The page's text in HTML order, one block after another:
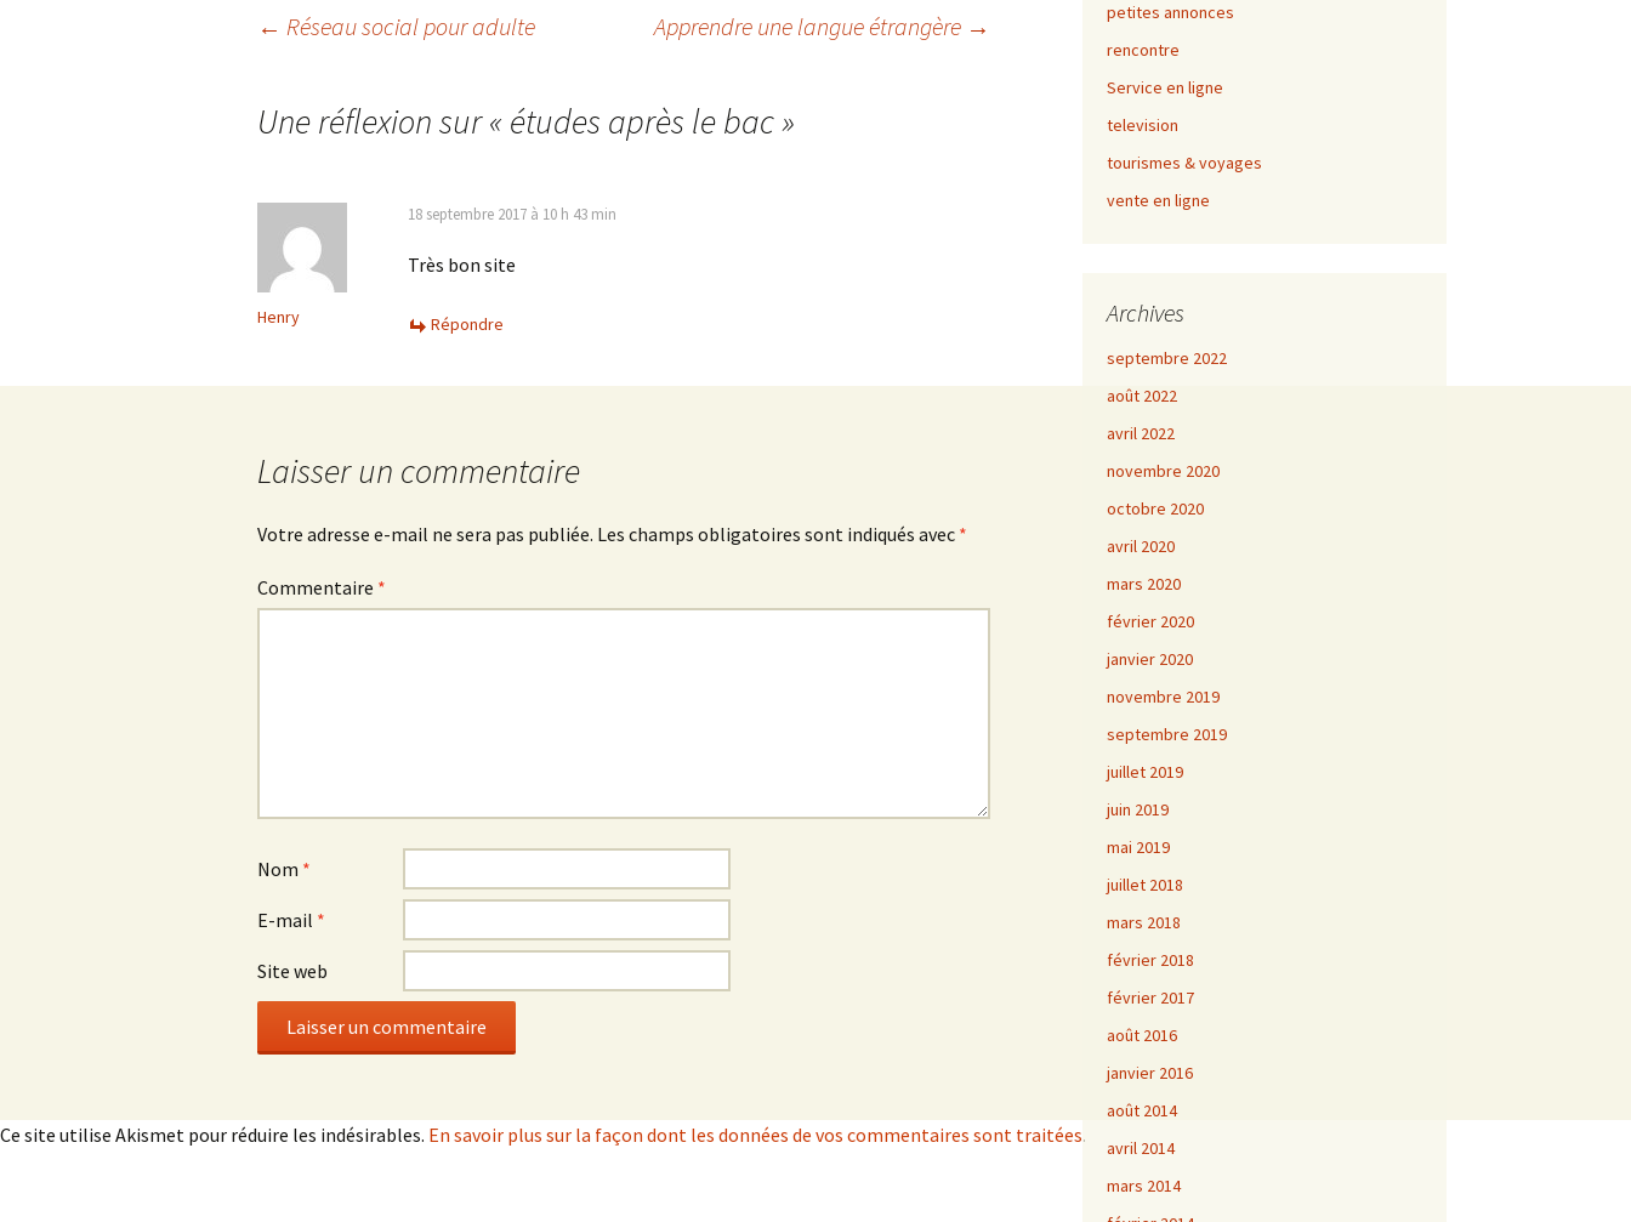
Navigation
← Réseau social pour adulte Apprendre une langue étrangère →
Une réflexion sur « études après le bac»
Henry
18 septembre 2017 à 10 h 43 min
Très bon site
Répondre
Laisser un commentaire
Votre adresse e-mail ne sera pas publiée. Les champs obligatoires sont indiqués avec *
Commentaire *
Nom *
E-mail *
Site web
Ce site utilise Akismet pour réduire les indésirables. En savoir plus sur la façon dont les données de vos commentaires sont traitées.
petites annonces
rencontre
Service en ligne
television
tourismes & voyages
vente en ligne
Archives
septembre 2022
août 2022
avril 2022
novembre 2020
octobre 2020
avril 2020
mars 2020
février 2020
janvier 2020
novembre 2019
septembre 2019
juillet 2019
juin 2019
mai 2019
juillet 2018
mars 2018
février 2018
février 2017
août 2016
janvier 2016
août 2014
avril 2014
mars 2014